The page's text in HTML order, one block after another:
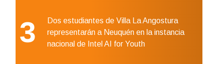
3
Dos estudiantes de Villa La Angostura
representarán a Neuquén en la instancia
nacional de Intel AI for Youth